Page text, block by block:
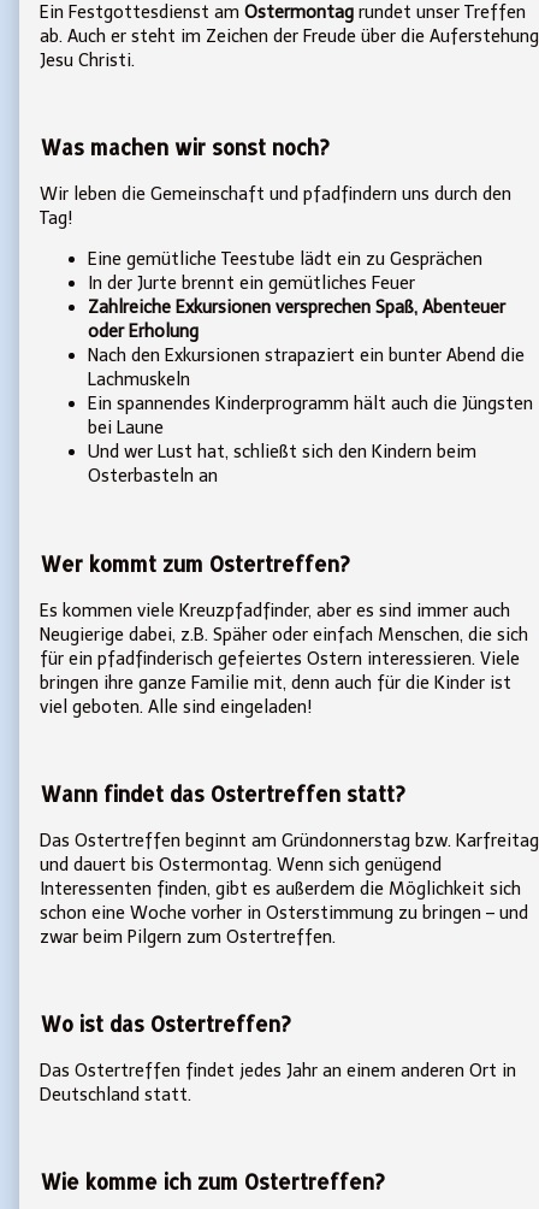
Ein Festgottesdienst am Ostermontag rundet unser Treffen
ab. Auch er steht im Zeichen der Freude über die Auferstehung
Jesu Christi.
Was machen wir sonst noch?
Wir leben die Gemeinschaft und pfadfindern uns durch den
Tag!
Eine gemütliche Teestube lädt ein zu Gesprächen
In der Jurte brennt ein gemütliches Feuer
Zahlreiche Exkursionen versprechen Spaß, Abenteuer
oder Erholung
Nach den Exkursionen strapaziert ein bunter Abend die
Lachmuskeln
Ein spannendes Kinderprogramm hält auch die Jüngsten
bei Laune
Und wer Lust hat, schließt sich den Kindern beim
Osterbasteln an
Wer kommt zum Ostertreffen?
Es kommen viele Kreuzpfadfinder, aber es sind immer auch
Neugierige dabei, z.B. Späher oder einfach Menschen, die sich
für ein pfadfinderisch gefeiertes Ostern interessieren. Viele
bringen ihre ganze Familie mit, denn auch für die Kinder ist
viel geboten. Alle sind eingeladen!
Wann findet das Ostertreffen statt?
Das Ostertreffen beginnt am Gründonnerstag bzw. Karfreitag
und dauert bis Ostermontag. Wenn sich genügend
Interessenten finden, gibt es außerdem die Möglichkeit sich
schon eine Woche vorher in Osterstimmung zu bringen – und
zwar beim Pilgern zum Ostertreffen.
Wo ist das Ostertreffen?
Das Ostertreffen findet jedes Jahr an einem anderen Ort in
Deutschland statt.
Wie komme ich zum Ostertreffen?